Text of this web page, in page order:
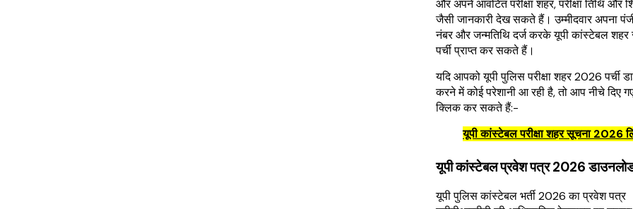
और अपने आवंटित परीक्षा शहर, परीक्षा तिथि और
जैसी जानकारी देख सकते हैं। उम्मीदवार अपना
नंबर और जन्मतिथि दर्ज करके यूपी कांस्टेबल शहर
पर्ची प्राप्त कर सकते हैं।
यदि आपको यूपी पुलिस परीक्षा शहर 2026 पर्ची
करने में कोई परेशानी आ रही है, तो आप नीचे दिए
क्लिक कर सकते हैं:-
यूपी कांस्टेबल परीक्षा शहर सूचना 2026
यूपी कांस्टेबल प्रवेश पत्र 2026
यूपी पुलिस कांस्टेबल भर्ती 2026 का प्रवेश पत्र